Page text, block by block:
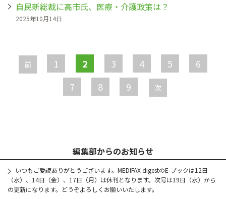
自民新総裁に高市氏、医療・介護政策は？
2025年10月14日
ー
ジ
前 1 2 3 4 5
6
7
8 9 次
編集部からのお知らせ
いつもご愛読ありがとうございます。MEDIFAX digestのE-ブックは12日
（水）、14日（金）、17日（月）は休刊となります。次号は19日（水）から
の更新になります。どうぞよろしくお願いいたします。